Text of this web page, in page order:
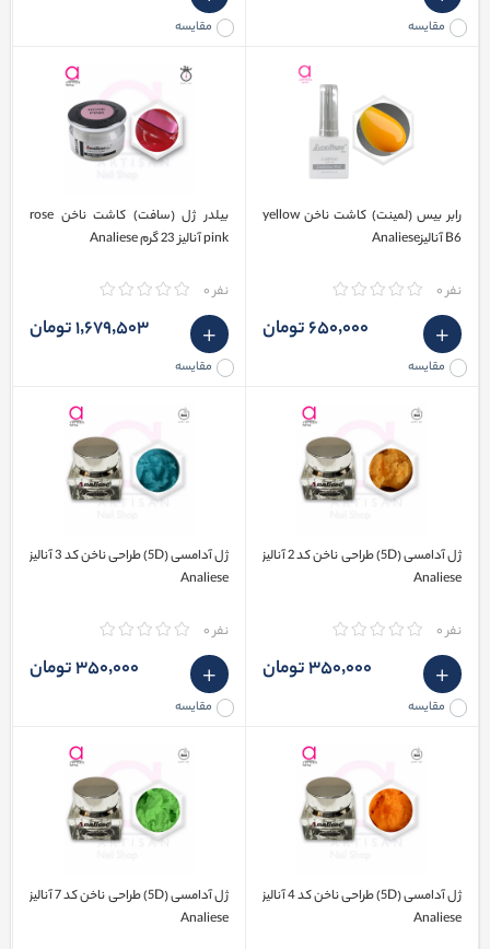
مقایسه مقایسه
رابر بیس (لمینت) کاشت ناخن yellow
B6 آنالیزAnaliese
نفر 0
مقایسه
650٬000 تومان
بیلدر ژل (سافت) کاشت ناخن rose
pink آنالیز 23 گرم Analiese
نفر 0
مقایسه
1٬679٬503 تومان
ژل آدامسی (5D) طراحی ناخن کد 2 آنالیز
Analiese
نفر 0
مقایسه
350٬000 تومان
ژل آدامسی (5D) طراحی ناخن کد 3 آنالیز
Analiese
نفر 0
مقایسه
350٬000 تومان
ژل آدامسی (5D) طراحی ناخن کد 4 آنالیز
Analiese
ژل آدامسی (5D) طراحی ناخن کد 7 آنالیز
Analiese